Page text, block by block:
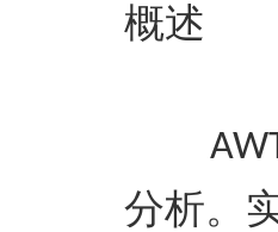
概述
分析。